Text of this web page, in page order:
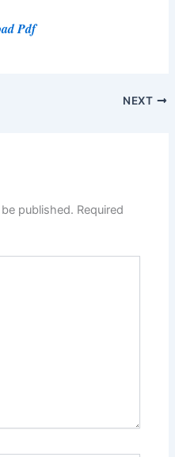
Pdf
NEXT
published. Required